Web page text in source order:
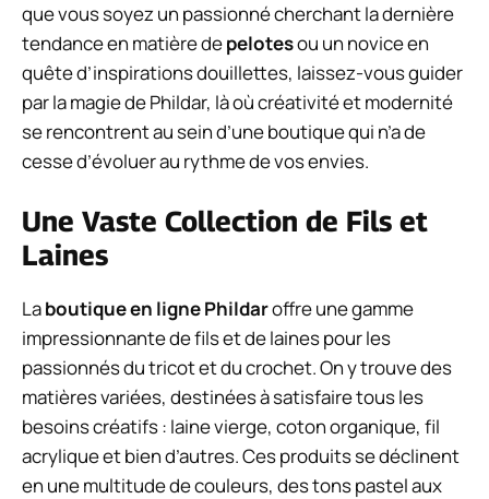
que vous soyez un passionné cherchant la dernière
tendance en matière depelotesou un novice en
quête d’inspirations douillettes, laissez-vous guider
par la magie de Phildar, là où créativité et modernité
se rencontrent au sein d’une boutique qui n’a de
cesse d’évoluer au rythme de vos envies.
Une Vaste Collection de Fils et
Laines
Laboutique en ligne Phildaroffre une gamme
impressionnante de fils et de laines pour les
passionnés du tricot et du crochet. On y trouve des
matières variées, destinées à satisfaire tous les
besoins créatifs : laine vierge, coton organique, fil
acrylique et bien d’autres. Ces produits se déclinent
en une multitude de couleurs, des tons pastel aux